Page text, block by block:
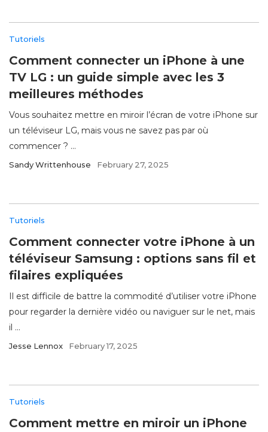
Tutoriels
Comment connecter un iPhone à une
TV LG : un guide simple avec les 3
meilleures méthodes
Vous souhaitez mettre en miroir l’écran de votre iPhone sur
un téléviseur LG, mais vous ne savez pas par où
commencer ? ...
Sandy Writtenhouse February 27, 2025
Tutoriels
Comment connecter votre iPhone à un
téléviseur Samsung : options sans fil et
filaires expliquées
Il est difficile de battre la commodité d’utiliser votre iPhone
pour regarder la dernière vidéo ou naviguer sur le net, mais
il ...
Jesse Lennox February 17, 2025
Tutoriels
Comment mettre en miroir un iPhone